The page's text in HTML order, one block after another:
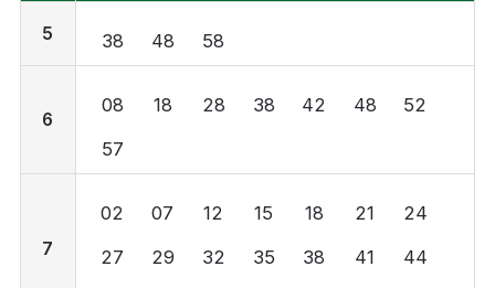
5 38 48 58
6
08 18 28 38 42 48
52
57
7
02 07 12 15 18 21
24
27
29 32 35 38 41
44